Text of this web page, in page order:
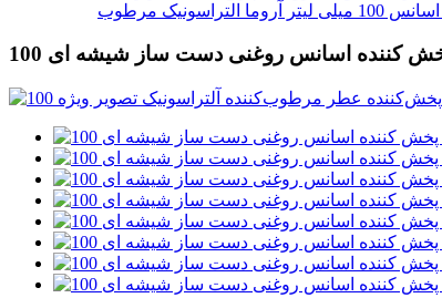
پخش کننده اسانس روغنی دست ساز شیشه ای